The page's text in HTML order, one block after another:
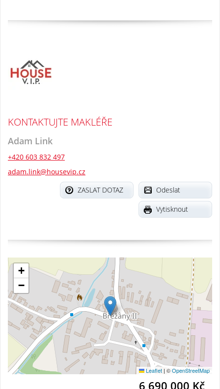
KONTAKTUJTE MAKLÉŘE
Adam Link
+420 603 832 497
adam.link@housevip.cz
Odeslat
ZASLAT DOTAZ
Vytisknout
+
−
Leaflet | ©OpenStreetMap
6 690 000 Kč